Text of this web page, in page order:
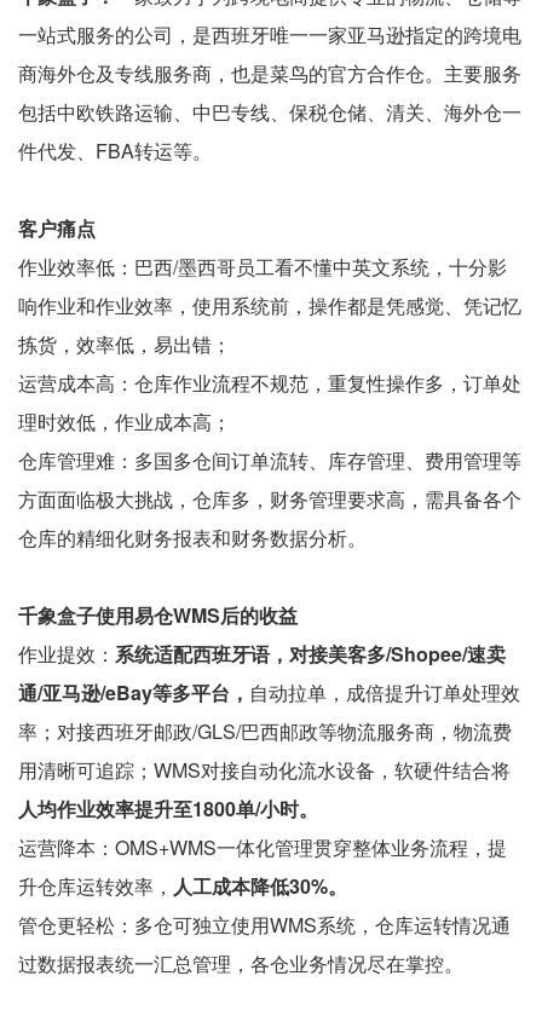
一站式服务的公司，是西班牙唯一一家亚马逊指定的跨境电
商海外仓及专线服务商，也是菜鸟的官方合作仓。主要服务
包括中欧铁路运输、中巴专线、保税仓储、清关、海外仓一
件代发、FBA转运等。
客户痛点
作业效率低：巴西/墨西哥员工看不懂中英文系统，十分影
响作业和作业效率，使用系统前，操作都是凭感觉、凭记忆
拣货，效率低，易出错；
运营成本高：仓库作业流程不规范，重复性操作多，订单处
理时效低，作业成本高；
仓库管理难：多国多仓间订单流转、库存管理、费用管理等
方面面临极大挑战，仓库多，财务管理要求高，需具备各个
仓库的精细化财务报表和财务数据分析。
千象盒子使用易仓WMS后的收益
作业提效： 系统适配西班牙语，对接美客多/Shopee/速卖
通/亚马逊/eBay等多平台， 自动拉单，成倍提升订单处理效
率；对接西班牙邮政/GLS/巴西邮政等物流服务商，物流费
用清晰可追踪；WMS对接自动化流水设备，软硬件结合将
人均作业效率提升至1800单/小时。
运营降本：OMS+WMS一体化管理贯穿整体业务流程，提
升仓库运转效率， 人工成本降低30%。
管仓更轻松：多仓可独立使用WMS系统，仓库运转情况通
过数据报表统一汇总管理，各仓业务情况尽在掌控。